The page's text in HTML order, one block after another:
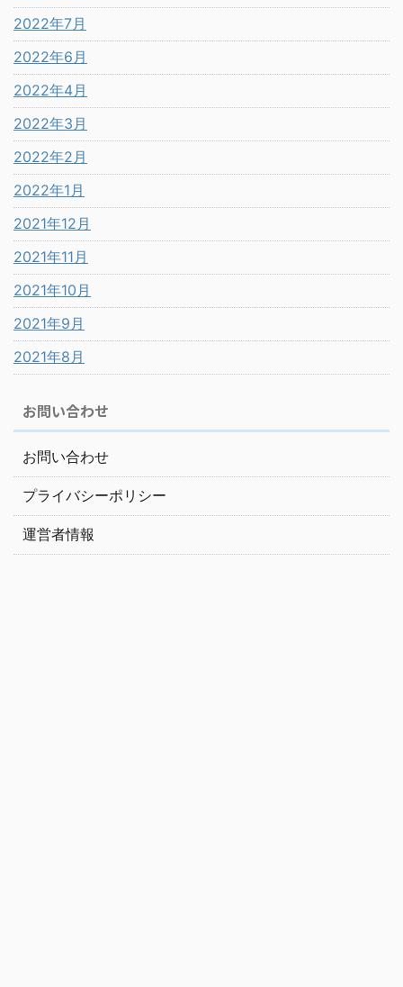
2022年7月
2022年6月
2022年4月
2022年3月
2022年2月
2022年1月
2021年12月
2021年11月
2021年10月
2021年9月
2021年8月
お問い合わせ
お問い合わせ
プライバシーポリシー
運営者情報